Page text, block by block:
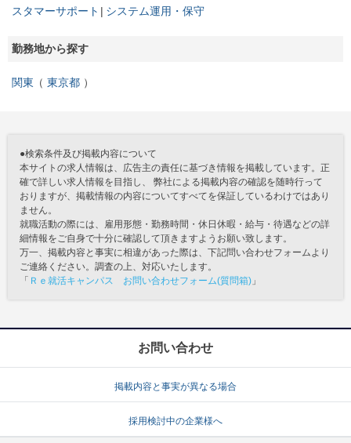
スタマーサポート
システム運用・保守
勤務地から探す
関東 東京都
●検索条件及び掲載内容について
本サイトの求人情報は、広告主の責任に基づき情報を掲載しています。正
確で詳しい求人情報を目指し、 弊社による掲載内容の確認を随時行って
おりますが、掲載情報の内容についてすべてを保証しているわけではあり
ません。
就職活動の際には、雇用形態・勤務時間・休日休暇・給与・待遇などの詳
細情報をご自身で十分に確認して頂きますようお願い致します。
万一、掲載内容と事実に相違があった際は、下記問い合わせフォームより
ご連絡ください。調査の上、対応いたします。
「 Ｒｅ就活キャンパス お問い合わせフォーム(質問箱) 」
お問い合わせ
掲載内容と事実が異なる場合
採用検討中の企業様へ